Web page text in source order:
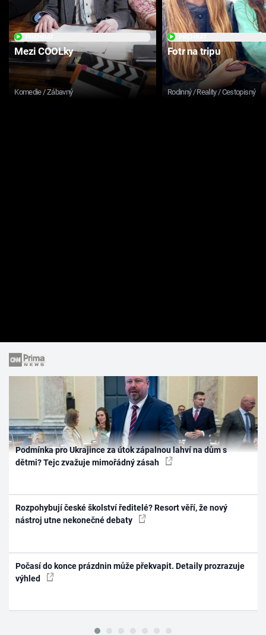
Mezi COOLky
Komedie / Zábavný
Fotr na tripu
Rodinný / Reality / Cestopisný
Podmínka pro Ukrajince za útok zápalnou lahví na dům s
dětmi? Tejc zvažuje mimořádný zásah
Rozpohybují české školství ředitelé? Resort věří, že nový
nástroj utne nekonečné debaty
Počasí do konce prázdnin může překvapit. Detaily prozrazuje
výhled